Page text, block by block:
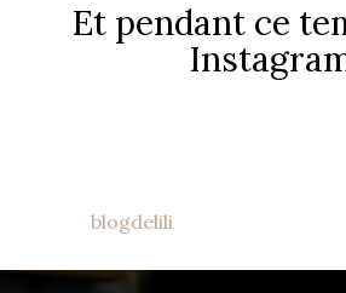
Et pendant ce
blogdelili